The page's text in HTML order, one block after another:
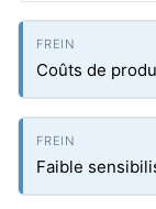
Coûts de
Faible